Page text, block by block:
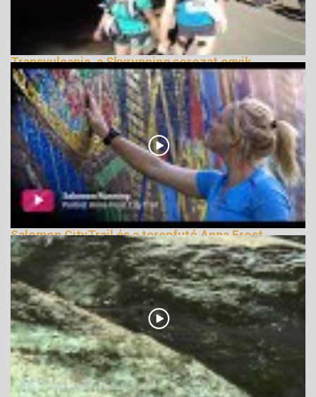
Transvulcania, a Skyrunning sorozat egyik
legszebb futama
150038 Nézetek
Salomon CityTrail és a terepfutó Anna Frost
164742 Nézetek